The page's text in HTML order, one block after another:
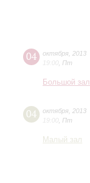
04 октября 2013
19:00 Пт
Большой зал
04 октября 2013
19:00 Пт
Малый зал